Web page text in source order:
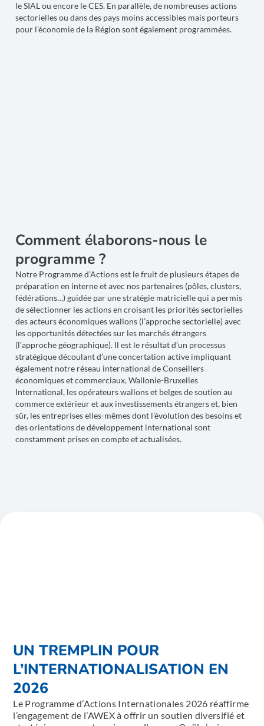
le SIAL ou encore le CES. En parallèle, de nombreuses actions
sectorielles ou dans des pays moins accessibles mais porteurs
pour l’économie de la Région sont également programmées.
Comment élaborons-nous le
programme ?
Notre Programme d’Actions est le fruit de plusieurs étapes de
préparation en interne et avec nos partenaires (pôles, clusters,
fédérations…) guidée par une stratégie matricielle qui a permis
de sélectionner les actions en croisant les priorités sectorielles
des acteurs économiques wallons (l’approche sectorielle) avec
les opportunités détectées sur les marchés étrangers
(l’approche géographique). Il est le résultat d’un processus
stratégique découlant d’une concertation active impliquant
également notre réseau international de Conseillers
économiques et commerciaux, Wallonie-Bruxelles
International, les opérateurs wallons et belges de soutien au
commerce extérieur et aux investissements étrangers et, bien
sûr, les entreprises elles-mêmes dont l’évolution des besoins et
des orientations de développement international sont
constamment prises en compte et actualisées.
UN TREMPLIN POUR
L’INTERNATIONALISATION EN
2026
Le Programme d’Actions Internationales 2026 réaffirme
l’engagement de l’AWEX à offrir un soutien diversifié et